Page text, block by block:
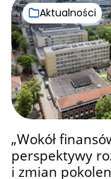
„Wokół
perspektywy
i zmian
Aktualności